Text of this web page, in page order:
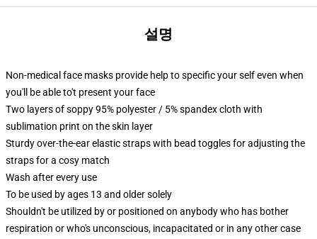
설명
Non-medical face masks provide help to specific your self even when
you'll be able to't present your face
Two layers of soppy 95% polyester / 5% spandex cloth with
sublimation print on the skin layer
Sturdy over-the-ear elastic straps with bead toggles for adjusting the
straps for a cosy match
Wash after every use
To be used by ages 13 and older solely
Shouldn't be utilized by or positioned on anybody who has bother
respiration or who's unconscious, incapacitated or in any other case